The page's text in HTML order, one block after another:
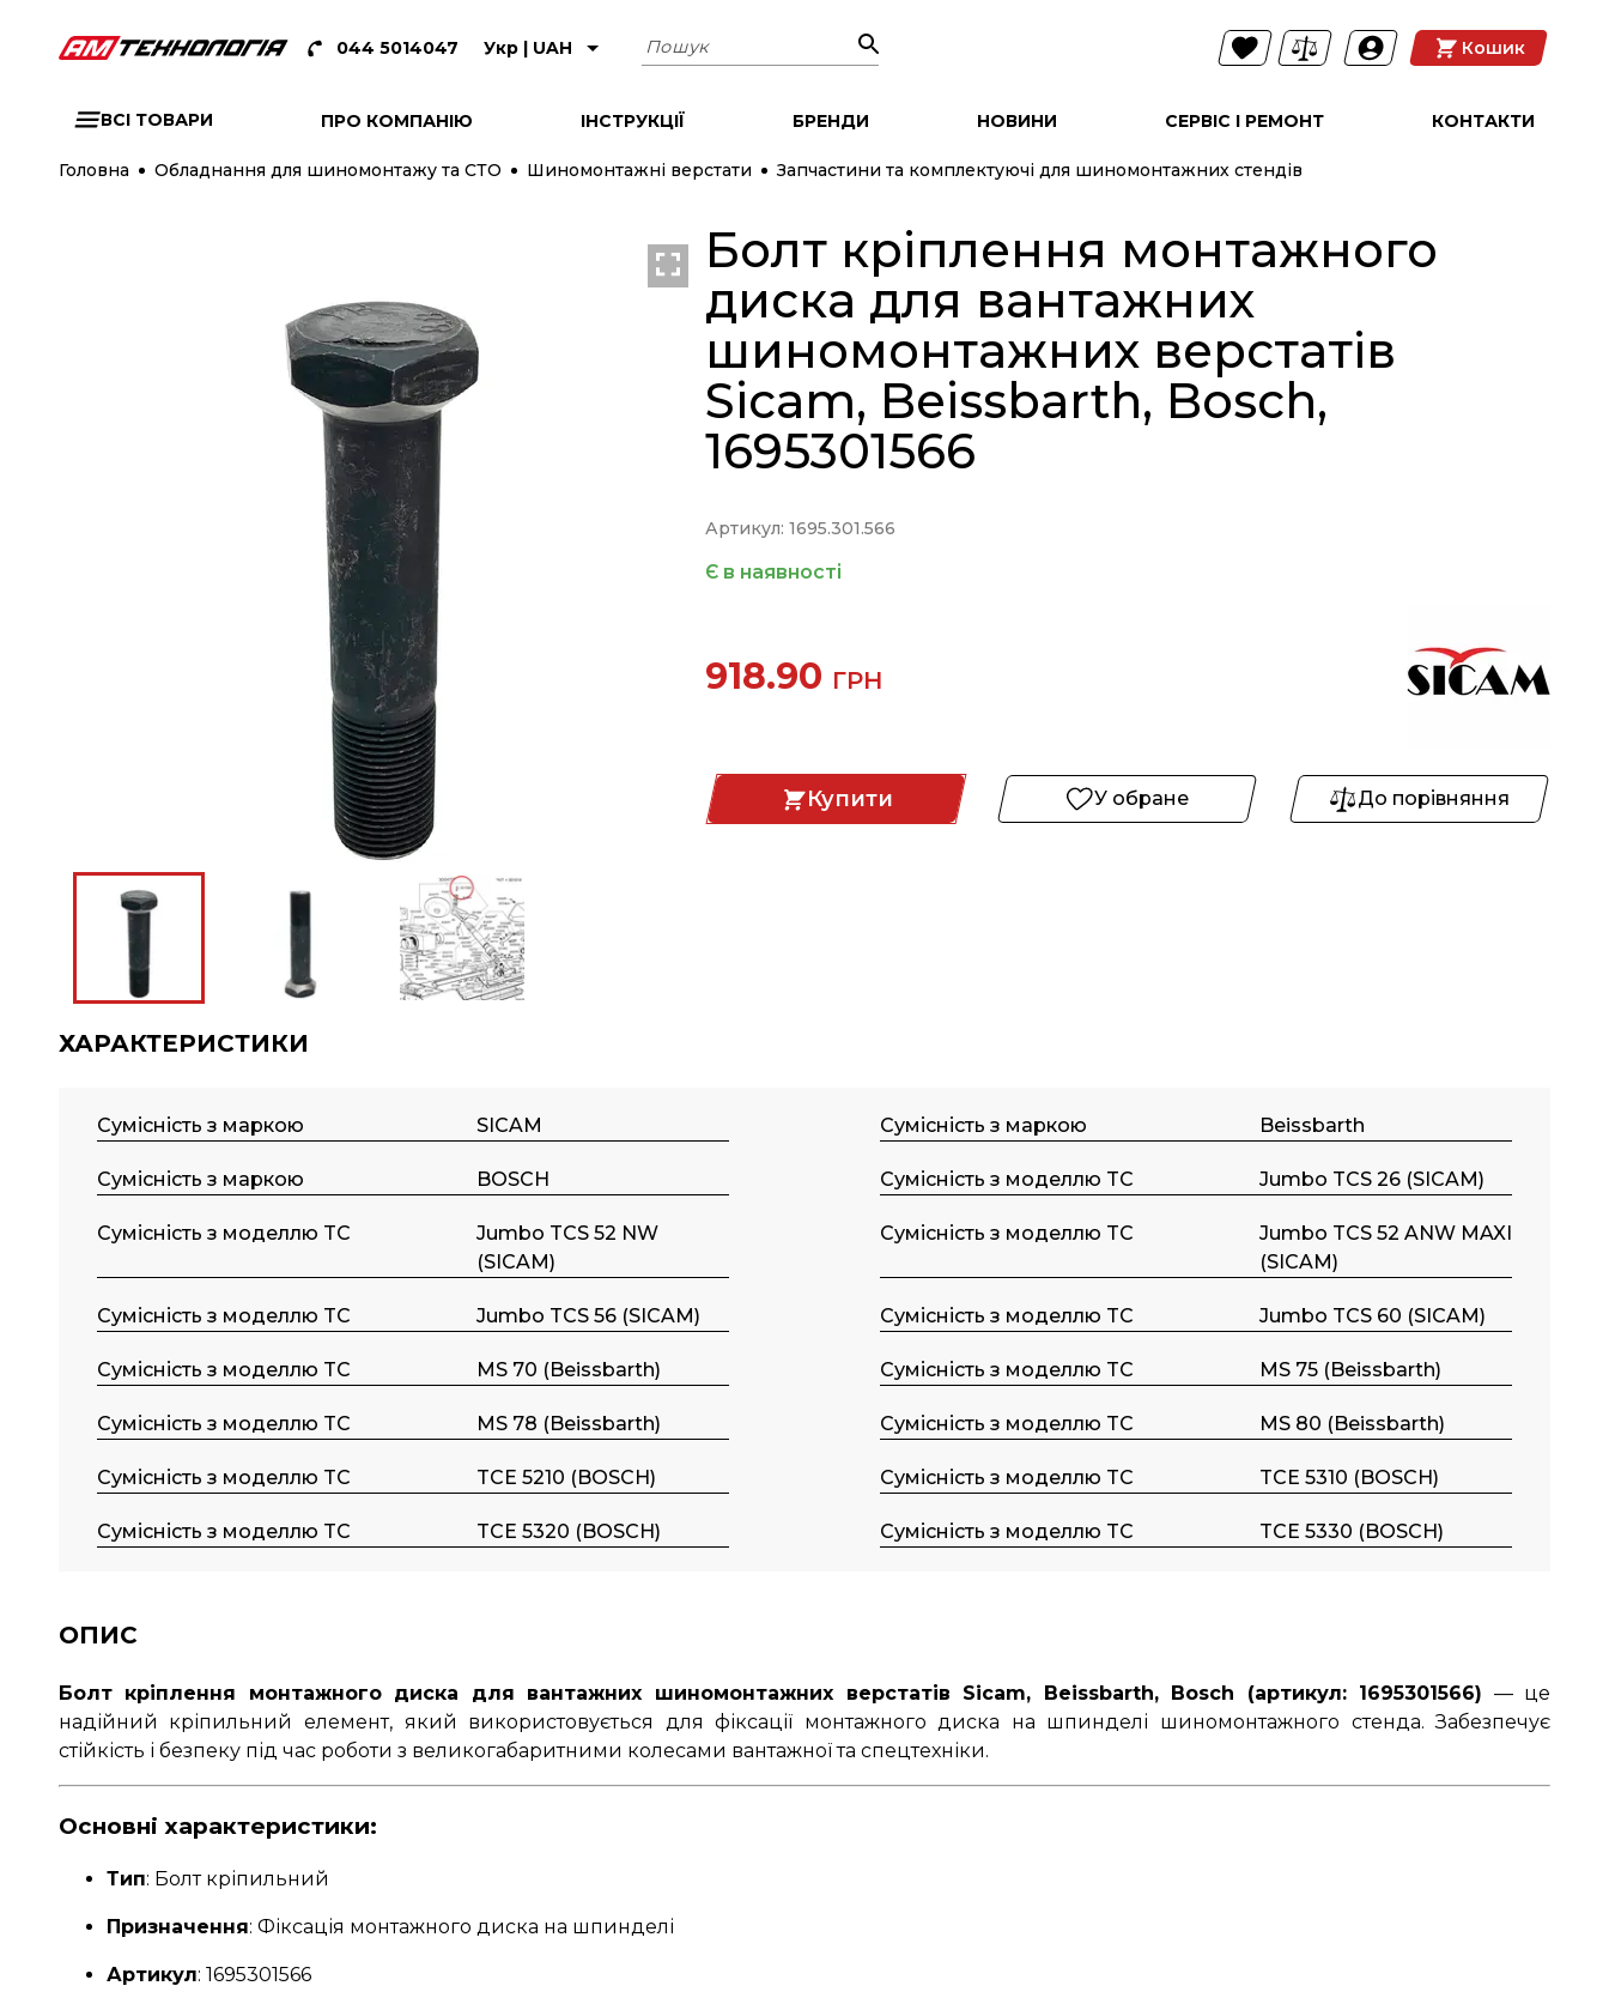
044 5014047 Укр | UAH Пошук Кошик
ВСІ ТОВАРИ ПРО КОМПАНІЮ ІНСТРУКЦІЇ БРЕНДИ НОВИНИ СЕРВІС І РЕМОНТ КОНТАКТИ
Головна Обладнання для шиномонтажу та СТО Шиномонтажні верстати Запчастини та комплектуючі для шиномонтажних стендів
Болт кріплення монтажного
диска для вантажних
шиномонтажних верстатів
Sicam, Beissbarth, Bosch,
1695301566
Артикул: 1695.301.566
Є в наявності
918.90 ГРН
Купити У обране До порівняння
ХАРАКТЕРИСТИКИ
Сумісність з маркою SICAM Сумісність з маркою Beissbarth
Сумісність з маркою BOSCH Сумісність з моделлю TC Jumbo TCS 26 (SICAM)
Сумісність з моделлю TC
Jumbo TCS 52 NW
(SICAM)
Сумісність з моделлю TC
Jumbo TCS 52 ANW MAXI
(SICAM)
Сумісність з моделлю TC Jumbo TCS 56 (SICAM) Сумісність з моделлю TC Jumbo TCS 60 (SICAM)
Сумісність з моделлю TC MS 70 (Beissbarth) Сумісність з моделлю TC MS 75 (Beissbarth)
Сумісність з моделлю TC MS 78 (Beissbarth) Сумісність з моделлю TC MS 80 (Beissbarth)
Сумісність з моделлю TC TCE 5210 (BOSCH) Сумісність з моделлю TC TCE 5310 (BOSCH)
Сумісність з моделлю TC TCE 5320 (BOSCH) Сумісність з моделлю TC TCE 5330 (BOSCH)
ОПИС
Болт кріплення монтажного диска для вантажних шиномонтажних верстатів Sicam, Beissbarth, Bosch (артикул: 1695301566) — це
надійний кріпильний елемент, який використовується для фіксації монтажного диска на шпинделі шиномонтажного стенда. Забезпечує
стійкість і безпеку під час роботи з великогабаритними колесами вантажної та спецтехніки.
Основні характеристики:
Тип: Болт кріпильний
Призначення: Фіксація монтажного диска на шпинделі
Артикул: 1695301566